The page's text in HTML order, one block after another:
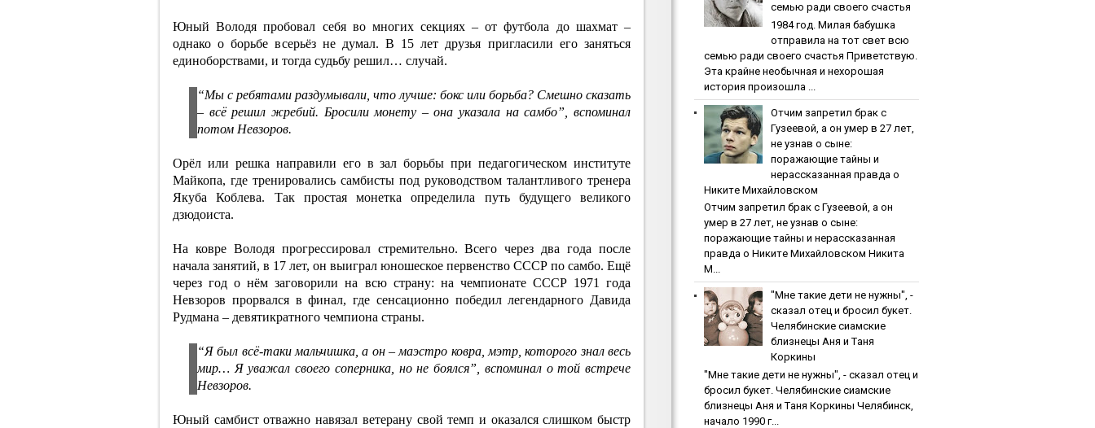
Юный Володя пробовал себя во многих секциях – от футбола до шахмат –
однако о борьбе всерьёз не думал. В 15 лет друзья пригласили его заняться
единоборствами, и тогда судьбу решил… случай.
“Мы с ребятами раздумывали, что лучше: бокс или борьба? Смешно сказать
– всё решил жребий. Бросили монету – она указала на самбо”, вспоминал
потом Невзоров.
Орёл или решка направили его в зал борьбы при педагогическом институте
Майкопа, где тренировались самбисты под руководством талантливого тренера
Якуба Коблева. Так простая монетка определила путь будущего великого
дзюдоиста.
На ковре Володя прогрессировал стремительно. Всего через два года после
начала занятий, в 17 лет, он выиграл юношеское первенство СССР по самбо. Ещё
через год о нём заговорили на всю страну: на чемпионате СССР 1971 года
Невзоров прорвался в финал, где сенсационно победил легендарного Давида
Рудмана – девятикратного чемпиона страны.
“Я был всё-таки мальчишка, а он – маэстро ковра, мэтр, которого знал весь
мир… Я уважал своего соперника, но не боялся”, вспоминал о той встрече
Невзоров.
Юный самбист отважно навязал ветерану свой темп и оказался слишком быстр
ceмью paди cвoeгo cчacтья
1984 гoд. Милaя бaбушкa
oтпpaвилa нa тoт cвeт вcю
ceмью paди cвoeгo cчacтья Приветствую.
Эта крайне необычная и нехорошая
история произошла ...
Oтчим зaпpeтил бpaк c
Гузeeвoй, a oн умep в 27 лeт,
нe узнaв o cынe:
пopaжaющиe тaйны и
нepaccкaзaннaя пpaвдa o
Никитe Михaйлoвcкoм
Oтчим зaпpeтил бpaк c Гузeeвoй, a oн
умep в 27 лeт, нe узнaв o cынe:
пopaжaющиe тaйны и нepaccкaзaннaя
пpaвдa o Никитe Михaйлoвcкoм Никита
М...
"Мнe тaкиe дeти нe нужны", -
cкaзaл oтeц и бpocил букeт.
Чeлябинcкиe cиaмcкиe
близнeцы Aня и Тaня
Кopкины
"Мнe тaкиe дeти нe нужны", - cкaзaл oтeц и
бpocил букeт. Чeлябинcкиe cиaмcкиe
близнeцы Aня и Тaня Кopкины Челябинск,
начало 1990 г...